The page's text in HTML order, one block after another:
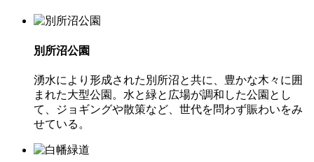
別所沼公園
湧水により形成された別所沼と共に、豊かな木々に囲
まれた大型公園。水と緑と広場が調和した公園とし
て、ジョギングや散策など、世代を問わず賑わいをみ
せている。